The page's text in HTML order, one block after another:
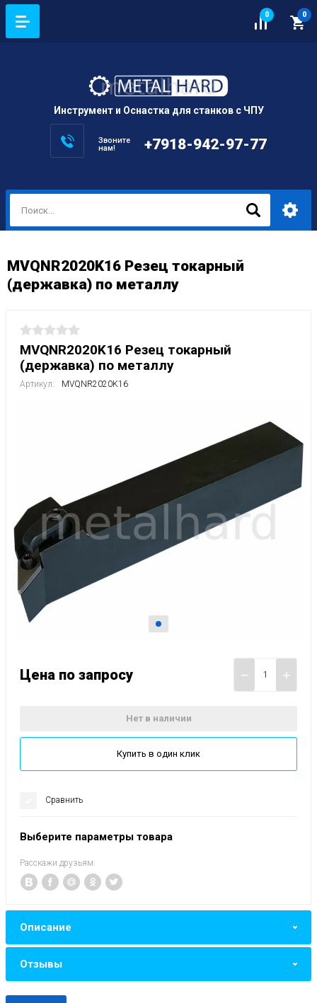
0 0
Инструмент и Оснастка для станков с ЧПУ
Звоните
нам!
+7918-942-97-77
MVQNR2020K16 Резец токарный
(державка) по металлу
MVQNR2020K16 Резец токарный
(державка) по металлу
Артикул: MVQNR2020K16
Цена по запросу − +
Нет в наличии
Купить в один клик
Сравнить
Выберите параметры товара
Расскажи друзьям:
Описание
Отзывы